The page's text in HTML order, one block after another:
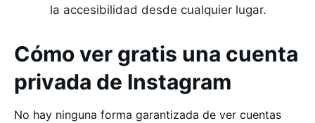
la accesibilidad desde cualquier lugar.
Cómo ver gratis una cuenta
privada de Instagram
No hay ninguna forma garantizada de ver cuentas